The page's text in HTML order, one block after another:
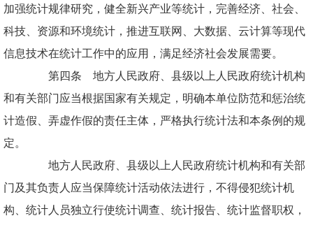
加强统计规律研究，健全新兴产业等统计，完善经济、社会、
科技、资源和环境统计，推进互联网、大数据、云计算等现代
信息技术在统计工作中的应用，满足经济社会发展需要。
第四条 地方人民政府、县级以上人民政府统计机构
和有关部门应当根据国家有关规定，明确本单位防范和惩治统
计造假、弄虚作假的责任主体，严格执行统计法和本条例的规
定。
地方人民政府、县级以上人民政府统计机构和有关部
门及其负责人应当保障统计活动依法进行，不得侵犯统计机
构、统计人员独立行使统计调查、统计报告、统计监督职权，